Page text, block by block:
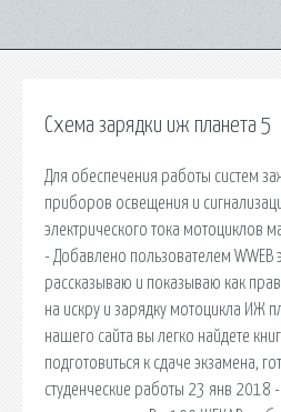
Схема зарядки иж планета 5
Для обеспечения работы систем
приборов освещения и
электрического тока мотоциклов
- Добавлено пользователем
рассказываю и показываю как
на искру и зарядку мотоцикла ИЖ
нашего сайта вы легко найдете
подготовиться к сдаче экзамена,
студенческие работы 23 янв 2018